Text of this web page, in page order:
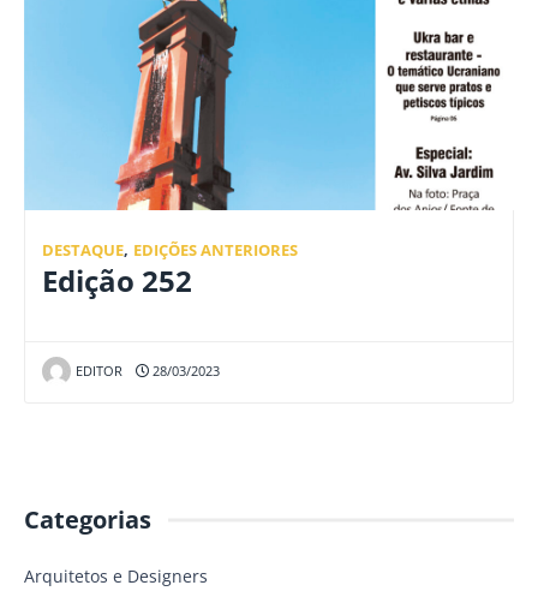
DESTAQUE, EDIÇÕES ANTERIORES
Edição 252
EDITOR 28/03/2023
Categorias
Arquitetos e Designers